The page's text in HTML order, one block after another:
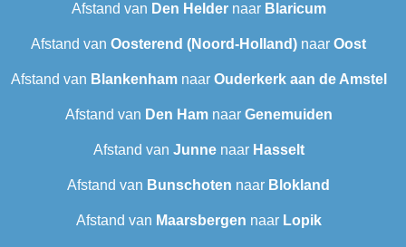
Afstand van Den Heldernaar Blaricum
Afstand van Oosterend (Noord-Holland) naar Oost
Afstand van Blankenhamnaar Ouderkerk aan de Amstel
Afstand van Den Hamnaar Genemuiden
Afstand van Junnenaar Hasselt
Afstand van Bunschoten naar Blokland
Afstand van Maarsbergen naar Lopik